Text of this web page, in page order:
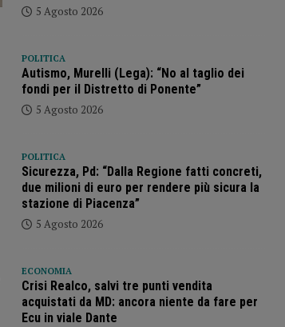
5 Agosto 2026
POLITICA
Autismo, Murelli (Lega): “No al taglio dei
fondi per il Distretto di Ponente”
5 Agosto 2026
POLITICA
Sicurezza, Pd: “Dalla Regione fatti concreti,
due milioni di euro per rendere più sicura la
stazione di Piacenza”
5 Agosto 2026
ECONOMIA
Crisi Realco, salvi tre punti vendita
acquistati da MD: ancora niente da fare per
Ecu in viale Dante